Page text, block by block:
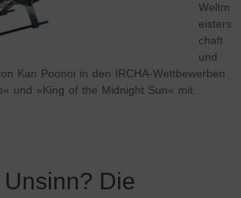
Weltm
eisters
chaft
und
Kan Poonoi in den IRCHA-Wettbewerben
und »King of the Midnight Sun« mit…
Die